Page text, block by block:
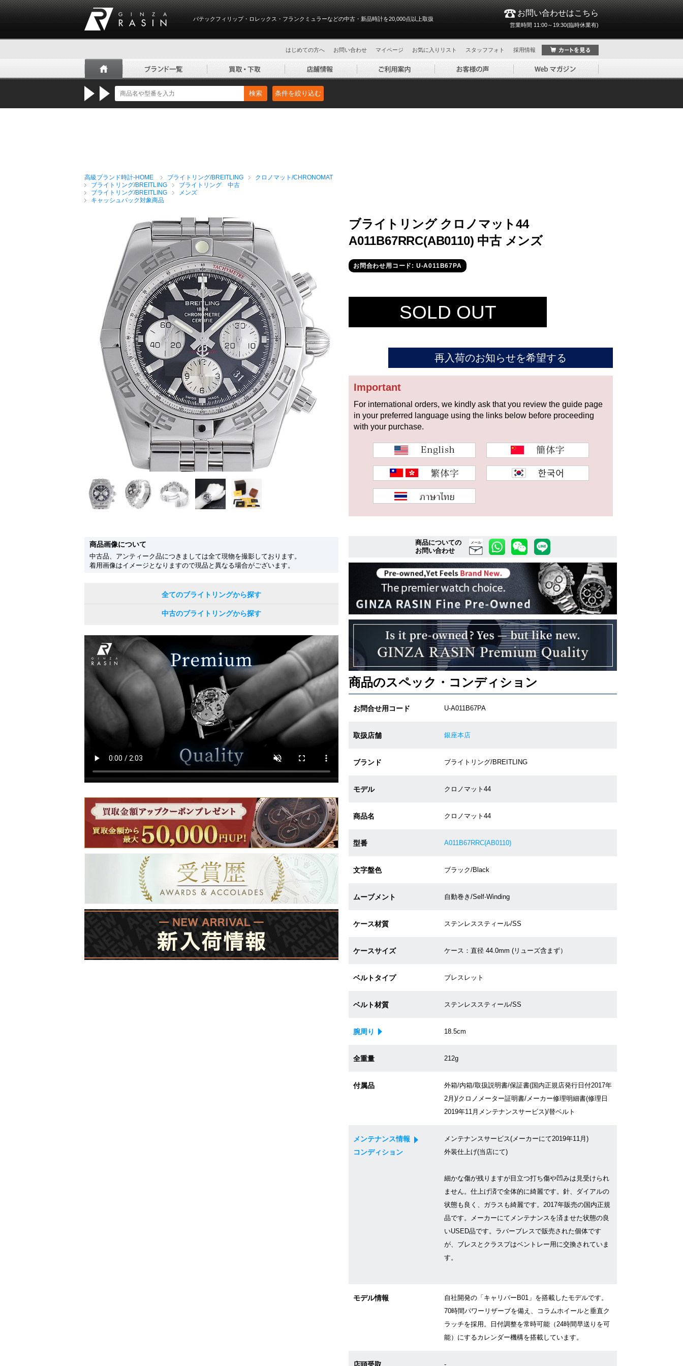
パテックフィリップ・ロレックス・フランクミュラーなどの中古・新品時計を20,000点以上取扱
お問い合わせはこちら
営業時間 11:00～19:30(臨時休業有)
はじめての方へ お問い合わせ マイページ お気に入りリスト スタッフフォト 採用情報
検索 条件を絞り込む
高級ブランド時計-HOME ブライトリング/BREITLING
クロノマット/CHRONOMAT
ブライトリング/BREITLING
ブライトリング 中古
ブライトリング/BREITLING
メンズ
キャッシュバック対象商品
ブライトリング クロノマット44
A011B67RRC(AB0110) 中古 メンズ
お問合わせ用コード: U-A011B67PA
SOLD OUT
再入荷のお知らせを希望する
Important
For international orders, we kindly ask that you review the guide page
in your preferred language using the links below before proceeding
with your purchase.
商品画像について
中古品、アンティーク品につきましては全て現物を撮影しております。
着用画像はイメージとなりますので現品と異なる場合がございます。
全てのブライトリングから探す
中古のブライトリングから探す
商品についての
お問い合わせ
メール
商品のスペック・コンディション
お問合せ用コード U-A011B67PA
取扱店舗 銀座本店
ブランド ブライトリング/BREITLING
モデル クロノマット44
商品名 クロノマット44
型番 A011B67RRC(AB0110)
文字盤色 ブラック/Black
ムーブメント 自動巻き/Self-Winding
ケース材質 ステンレススティール/SS
ケースサイズ ケース：直径 44.0mm (リューズ含まず）
ベルトタイプ ブレスレット
ベルト材質 ステンレススティール/SS
腕周り 18.5cm
全重量 212g
付属品
外箱/内箱/取扱説明書/保証書(国内正規店発行日付2017年
2月)/クロノメーター証明書/メーカー修理明細書(修理日
2019年11月メンテナンスサービス)/替ベルト
メンテナンス情報
コンディション
メンテナンスサービス(メーカーにて2019年11月)
外装仕上げ(当店にて)
細かな傷が残りますが目立つ打ち傷や凹みは見受けられ
ません。仕上げ済で全体的に綺麗です。針、ダイアルの
状態も良く、ガラスも綺麗です。2017年販売の国内正規
品です。メーカーにてメンテナンスを済ませた状態の良
いUSED品です。ラバーブレスで販売された個体です
が、ブレスとクラスプはベントレー用に交換されていま
す。
モデル情報
自社開発の「キャリバーB01」を搭載したモデルです。
70時間パワーリザーブを備え、コラムホイールと垂直ク
ラッチを採用。日付調整を常時可能（24時間早送りを可
能）にするカレンダー機構を搭載しています。
店頭受取 -